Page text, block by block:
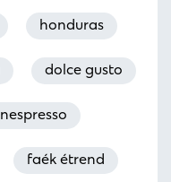
honduras
dolce gusto
nespresso
faék étrend